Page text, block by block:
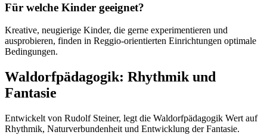
Für welche Kinder geeignet?
Kreative, neugierige Kinder, die gerne experimentieren und
ausprobieren, finden in Reggio-orientierten Einrichtungen optimale
Bedingungen.
Waldorfpädagogik: Rhythmik und
Fantasie
Entwickelt von Rudolf Steiner, legt die Waldorfpädagogik Wert auf
Rhythmik, Naturverbundenheit und Entwicklung der Fantasie.